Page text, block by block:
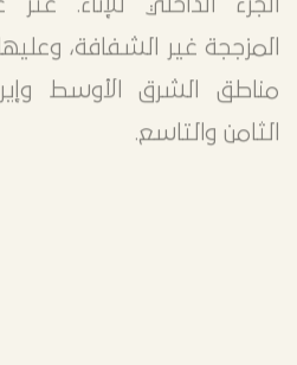
الجزء الداخلي للإناء.
المزججة غير الشفافة،
مناطق الشرق الأوسط
الثامن والتاسع.